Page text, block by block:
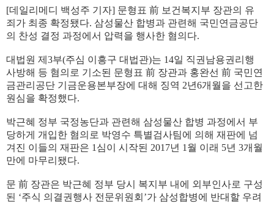
[데일리메디 백성주 기자] 문형표 前 보건복지부 장관의 유
죄가 최종 확정됐다. 삼성물산 합병과 관련해 국민연금공단
의 찬성 결정 과정에서 압력을 행사한 혐의다.
대법원 제 3부(주심 이흥구 대법관)는 14일 직권남용권리행
사방해 등 혐의로 기소된 문형표 前 장관과 홍완선 前 국민연
금관리공단 기금운용본부장에 대해 징역 2년6개월을 선고한
원심을 확정했다.
박근혜 정부 국정농단과 관련해 삼성물산 합병 과정에서 부
당하게 개입한 혐의로 박영수 특별검사팀에 의해 재판에 넘
겨진 이들의 재판은 1 심이 시작된 2017년 1 월 이래 5년 3개월
만에 마무리됐다.
문 前 장관은 박근혜 정부 당시 복지부 내에 외부인사로 구성
된 ‘주식 의결권행사 전문위원회 ’가 삼성합병에 반대할 우려